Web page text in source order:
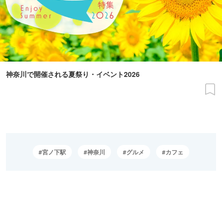
神奈川で開催される夏祭り・イベント2026
宮ノ下駅 神奈川 グルメ カフェ